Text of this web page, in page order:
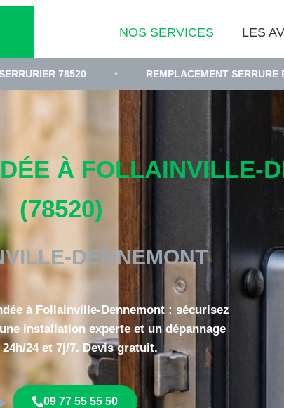
NOS SERVICES LES
• REMPLACEMENT SERRURE PORTE BLINDÉE
À FOLLAINVILLE-
(78520)
DENNEMONT
à Follainville-Dennemont : sécurisez
installation experte et un dépannage
24 et 7j/7. Devis gratuit.
09 77 55 55 50